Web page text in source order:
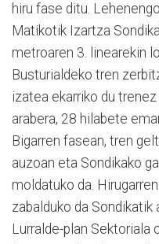
hiru fase ditu.
Matikotik Izartza
metroaren 3. linearekin
Busturialdeko tren
izatea ekarriko du
arabera, 28 hilabete
Bigarren fasean, tren
auzoan eta Sondikako
moldatuko da.
zabalduko da Sondikatik
Lurralde-plan Sektoriala